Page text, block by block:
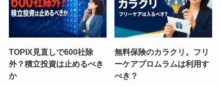
TOPIX見直しで600社除
外？積立投資は止めるべき
か
無料保険のカラクリ。フリ
ーケアプロムラムは利用す
べき？